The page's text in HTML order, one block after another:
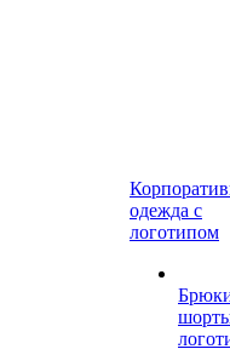
одежда с
логотипом